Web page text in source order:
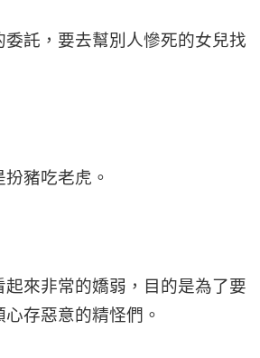
託，要去幫別人慘死的女兒找
豬吃老虎。
來非常的嬌弱，目的是為了要
存惡意的精怪們。